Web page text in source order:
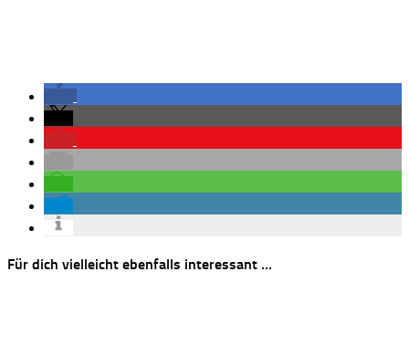
Für dich vielleicht ebenfalls interessant …